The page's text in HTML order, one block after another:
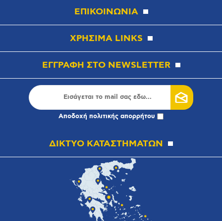
ΕΠΙΚΟΙΝΩΝΙΑ
ΧΡΗΣΙΜΑ LINKS
ΕΓΓΡΑΦΗ ΣΤΟ NEWSLETTER
Αποδοχή πολιτικής απορρήτου
ΔΙΚΤΥΟ ΚΑΤΑΣΤΗΜΑΤΩΝ